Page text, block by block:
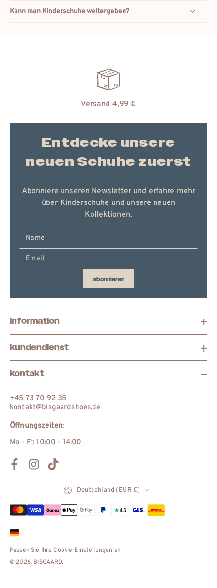
Kann man Kinderschuhe weitergeben?
Versand 4,99 €
Entdecke unsere
neuen Schuhe zuerst
Abonniere unseren Newsletter und erfahre mehr
über Kinderschuhe und unsere neuen
Kollektionen.
hier
abonnieren
information
kundendienst
kontakt
+45 73 70 92 35
kontakt@bisgaardshoes.de
Öffnungszeiten:
Mo - Fr: 10:00 - 14:00
FacebookInstagramTikTok
Passen Sie Ihre Cookie-Einstellungen an
© 2026, BISGAARD.
Deutschland (EUR €)
Zahlungsmöglichkeiten